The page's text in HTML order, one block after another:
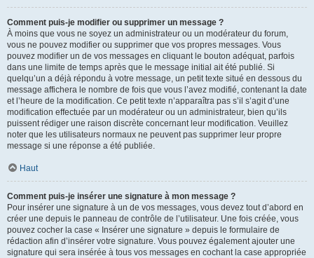
Comment puis-je modifier ou supprimer un message ?
À moins que vous ne soyez un administrateur ou un modérateur du forum,
vous ne pouvez modifier ou supprimer que vos propres messages. Vous
pouvez modifier un de vos messages en cliquant le bouton adéquat, parfois
dans une limite de temps après que le message initial ait été publié. Si
quelqu’un a déjà répondu à votre message, un petit texte situé en dessous du
message affichera le nombre de fois que vous l’avez modifié, contenant la date
et l’heure de la modification. Ce petit texte n’apparaîtra pas s’il s’agit d’une
modification effectuée par un modérateur ou un administrateur, bien qu’ils
puissent rédiger une raison discrète concernant leur modification. Veuillez
noter que les utilisateurs normaux ne peuvent pas supprimer leur propre
message si une réponse a été publiée.
Haut
Comment puis-je insérer une signature à mon message ?
Pour insérer une signature à un de vos messages, vous devez tout d’abord en
créer une depuis le panneau de contrôle de l’utilisateur. Une fois créée, vous
pouvez cocher la case « Insérer une signature » depuis le formulaire de
rédaction afin d’insérer votre signature. Vous pouvez également ajouter une
signature qui sera insérée à tous vos messages en cochant la case appropriée